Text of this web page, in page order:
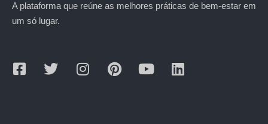
A plataforma que reúne as melhores práticas de bem-estar em
um só lugar.